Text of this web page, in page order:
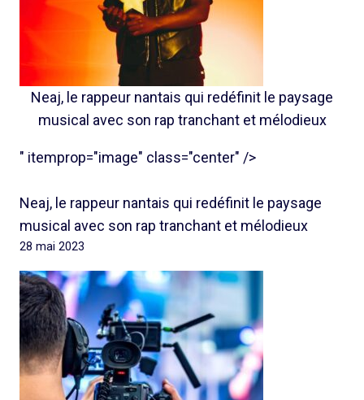
Neaj, le rappeur nantais qui redéfinit le paysage
musical avec son rap tranchant et mélodieux
" itemprop="image" class="center" />
Neaj, le rappeur nantais qui redéfinit le paysage
musical avec son rap tranchant et mélodieux
28 mai 2023